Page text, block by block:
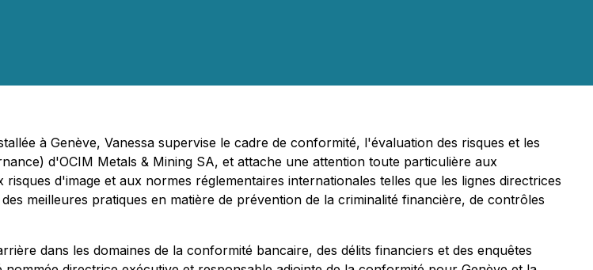
à Genève, Vanessa supervise le cadre de conformité, l'évaluation des risques et les
d'OCIM Metals & Mining SA, et attache une attention toute particulière aux
d'image et aux normes réglementaires internationales telles que les lignes directrices
meilleures pratiques en matière de prévention de la criminalité financière, de contrôles
dans les domaines de la conformité bancaire, des délits financiers et des enquêtes